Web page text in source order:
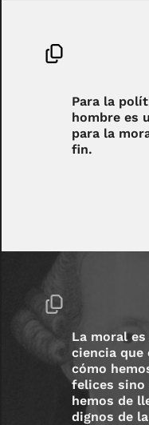
Para la
hombre es
para la
fin.
La moral es
ciencia que
cómo
felices sino
hemos de
dignos de